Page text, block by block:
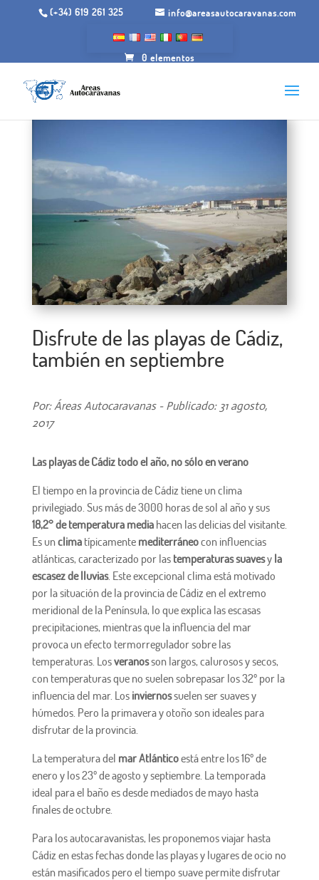
(+34) 619 261 325 info@areasautocaravanas.com
0 elementos
Disfrute de las playas de Cádiz,
también en septiembre
Por: Áreas Autocaravanas - Publicado: 31 agosto,
2017
Las playas de Cádiz todo el año, no sólo en verano
El tiempo en la provincia de Cádiz tiene un clima
privilegiado. Sus más de 3000 horas de sol al año y sus
18,2° de temperatura mediahacen las delicias del visitante.
Es unclimatípicamente mediterráneocon influencias
atlánticas, caracterizado por las temperaturas suavesy la
escasez de lluvias. Este excepcional clima está motivado
por la situación de la provincia de Cádiz en el extremo
meridional de la Península, lo que explica las escasas
precipitaciones, mientras que la influencia del mar
provoca un efecto termorregulador sobre las
temperaturas. Losveranosson largos, calurosos y secos,
con temperaturas que no suelen sobrepasar los 32º por la
influencia del mar. Los inviernossuelen ser suaves y
húmedos. Pero la primavera y otoño son ideales para
disfrutar de la provincia.
La temperatura del mar Atlánticoestá entre los 16º de
enero y los 23º de agosto y septiembre. La temporada
ideal para el baño es desde mediados de mayo hasta
finales de octubre.
Para los autocaravanistas, les proponemos viajar hasta
Cádiz en estas fechas donde las playas y lugares de ocio no
están masificados pero el tiempo suave permite disfrutar